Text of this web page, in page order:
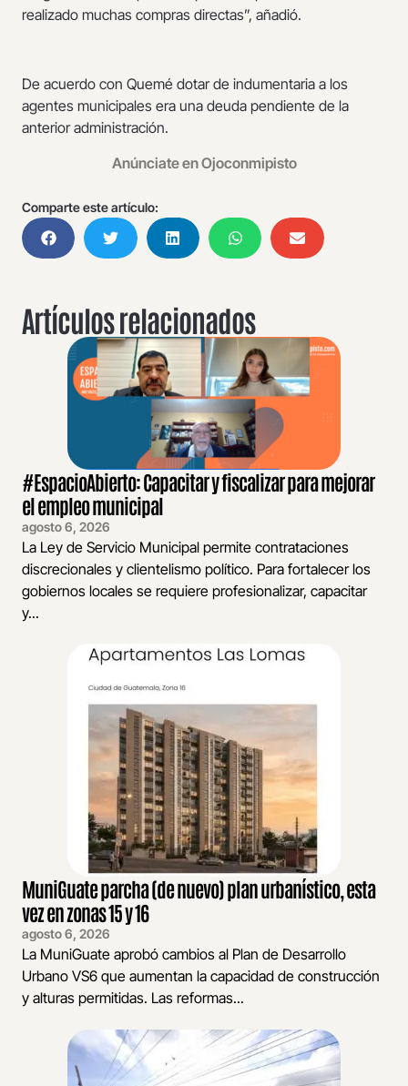
realizado muchas compras directas”, añadió.
De acuerdo con Quemé dotar de indumentaria a los
agentes municipales era una deuda pendiente de la
anterior administración.
Anúnciate en Ojoconmipisto
Comparte este artículo:
Artículos relacionados
#EspacioAbierto: Capacitar y fiscalizar para mejorar
el empleo municipal
agosto 6, 2026
La Ley de Servicio Municipal permite contrataciones
discrecionales y clientelismo político. Para fortalecer los
gobiernos locales se requiere profesionalizar, capacitar
y...
MuniGuate parcha (de nuevo) plan urbanístico, esta
vez en zonas 15 y 16
agosto 6, 2026
La MuniGuate aprobó cambios al Plan de Desarrollo
Urbano VS6 que aumentan la capacidad de construcción
y alturas permitidas. Las reformas...